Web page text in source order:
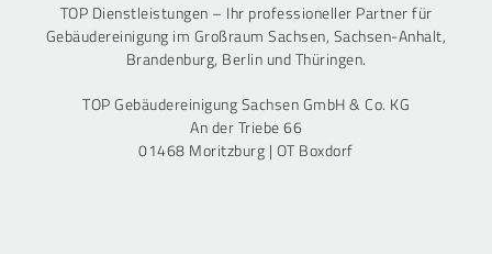
TOP Dienstleistungen – Ihr professioneller Partner für
Gebäudereinigung im Großraum Sachsen, Sachsen-Anhalt,
Brandenburg, Berlin und Thüringen.
TOP Gebäudereinigung Sachsen GmbH & Co. KG
An der Triebe 66
01468 Moritzburg | OT Boxdorf